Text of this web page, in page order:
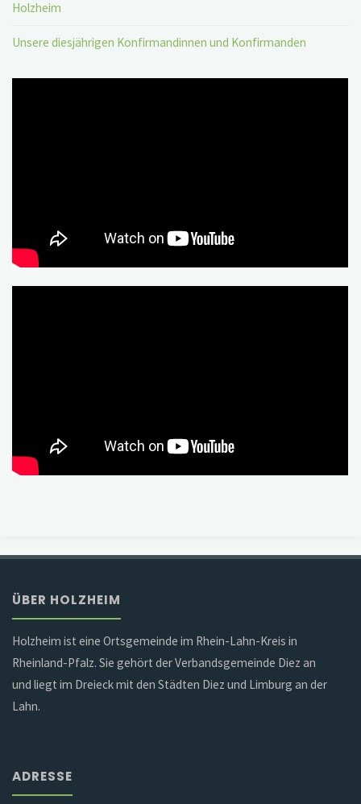
Holzheim
Unsere diesjährigen Konfirmandinnen und Konfirmanden
ÜBER HOLZHEIM
Holzheim ist eine Ortsgemeinde im Rhein-Lahn-Kreis in
Rheinland-Pfalz. Sie gehört der Verbandsgemeinde Diez an
und liegt im Dreieck mit den Städten Diez und Limburg an der
Lahn.
ADRESSE